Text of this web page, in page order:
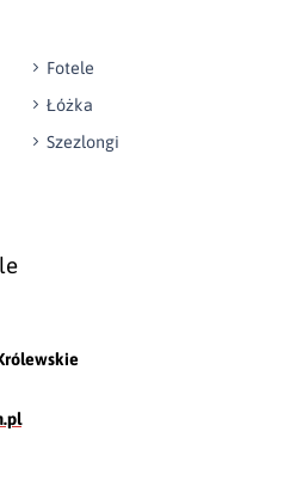
Fotele
Łóżka
Szezlongi